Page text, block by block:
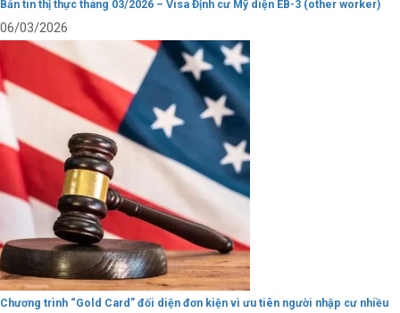
Bản tin thị thực tháng 03/2026 – Visa Định cư Mỹ diện EB-3 (other worker)
06/03/2026
Chương trình “Gold Card” đối diện đơn kiện vì ưu tiên người nhập cư nhiều